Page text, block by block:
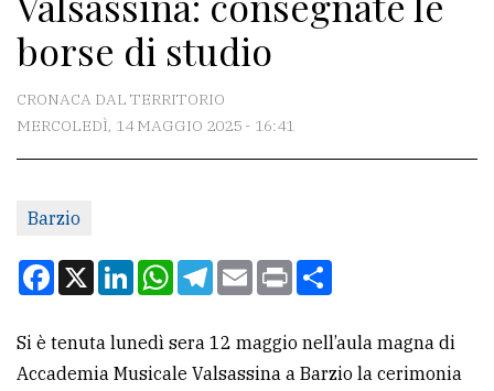
CONTATTI
La
redazione
Per
tua
CERCA
borse di studio
CRONACA DAL TERRITORIO
MERCOLEDÌ, 14 MAGGIO 2025 - 16:41
Barzio
Facebook
X LinkedInWhatsApp
Telegram
EmailPrint
Si è tenuta lunedì sera 12 maggio nell’aula magna di
Accademia Musicale Valsassina a Barzio la cerimonia